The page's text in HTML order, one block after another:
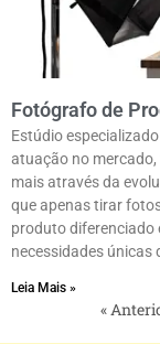
Fotógrafo de
Estúdio
atuação no
mais através da
que apenas tirar
produto diferenciado
necessidades únicas
Leia Mais »
«